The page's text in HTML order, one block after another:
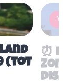
(tot
⏰